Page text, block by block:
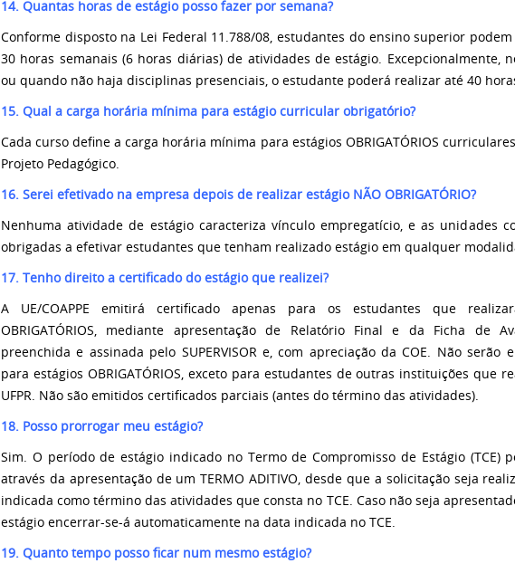
14. Quantas horas de estágio posso fazer por semana?
Conforme disposto na Lei Federal 11.788/08, estudantes do ensino superior
30 horas semanais (6 horas diárias) de atividades de estágio. Excepcionalmente,
ou quando não haja disciplinas presenciais, o estudante poderá realizar até 40
15. Qual a carga horária mínima para estágio curricular obrigatório?
Cada curso define a carga horária mínima para estágios OBRIGATÓRIOS
Projeto Pedagógico.
16. Serei efetivado na empresa depois de realizar estágio NÃO OBRIGATÓRIO?
Nenhuma atividade de estágio caracteriza vínculo empregatício, e as unidades
obrigadas a efetivar estudantes que tenham realizado estágio em qualquer
17. Tenho direito a certificado do estágio que realizei?
A UE/COAPPE emitirá certificado apenas para os estudantes que
OBRIGATÓRIOS, mediante apresentação de Relatório Final e da Ficha de
preenchida e assinada pelo SUPERVISOR e, com apreciação da COE. Não serão
para estágios OBRIGATÓRIOS, exceto para estudantes de outras instituições que
UFPR. Não são emitidos certificados parciais (antes do término das atividades).
18. Posso prorrogar meu estágio?
Sim. O período de estágio indicado no Termo de Compromisso de Estágio (TCE)
através da apresentação de um TERMO ADITIVO, desde que a solicitação seja
indicada como término das atividades que consta no TCE. Caso não seja
estágio encerrar-se-á automaticamente na data indicada no TCE.
19. Quanto tempo posso ficar num mesmo estágio?